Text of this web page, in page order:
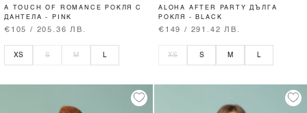
A TOUCH OF ROMANCE РОКЛЯ С
ДАНТЕЛА - PINK
€105 / 205.36 ЛВ.
XS S M
ALOHA AFTER PARTY ДЪЛГА
РОКЛЯ - BLACK
€149 / 291.42 ЛВ.
XS S M